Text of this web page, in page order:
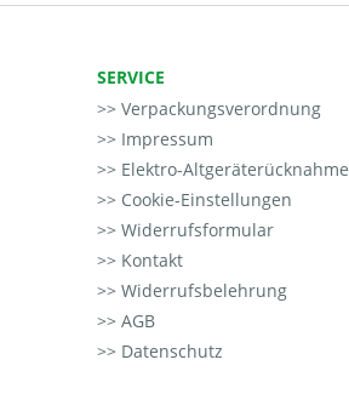
SERVICE
Verpackungsverordnung
Impressum
Elektro-Altgeräterücknahme
Cookie-Einstellungen
Widerrufsformular
Kontakt
Widerrufsbelehrung
AGB
Datenschutz